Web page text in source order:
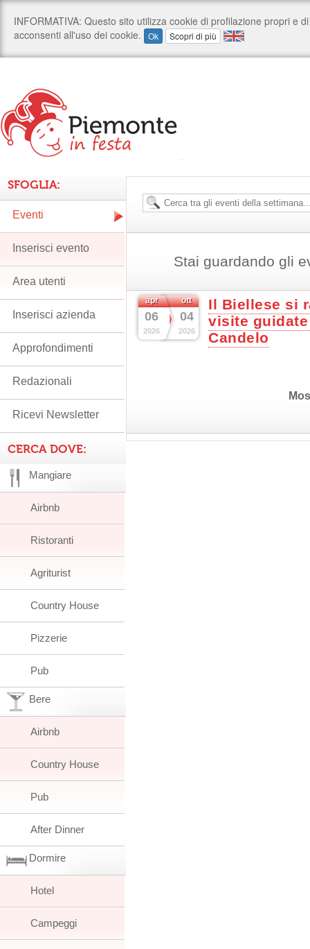
Stai guardando gli
apr
06
2026
ott
04
2026
Il Biellese si
visite
Candelo
SFOGLIA:
Eventi
Inserisci evento
Area utenti
Inserisci azienda
Approfondimenti
Redazionali
Ricevi Newsletter
CERCA DOVE:
Mangiare
Airbnb
Ristoranti
Agriturist
Country House
Pizzerie
Pub
Bere
Airbnb
Country House
Pub
After Dinner
Dormire
Hotel
Campeggi